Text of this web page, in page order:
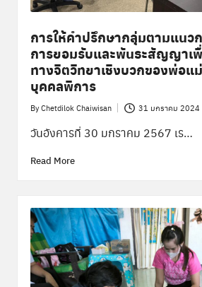
น
การให้คำปรึกษากลุ่มตามแนว
การยอมรับและพันธะสัญญาเ
ทางจิตวิทยาเชิงบวกของพ่อแ
บุคคลพิการ
Posted
by
ByChetdilok Chaiwisan 31 มกราคม 2024
วันอังคารที่ 30 มกราคม 2567 เร…
Read More